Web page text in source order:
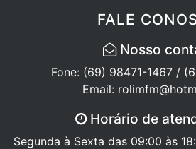
FALE
Nosso
Fone: (69) 98471-1467 /
Email:
Horário de
Segunda à Sexta das 09:00 às